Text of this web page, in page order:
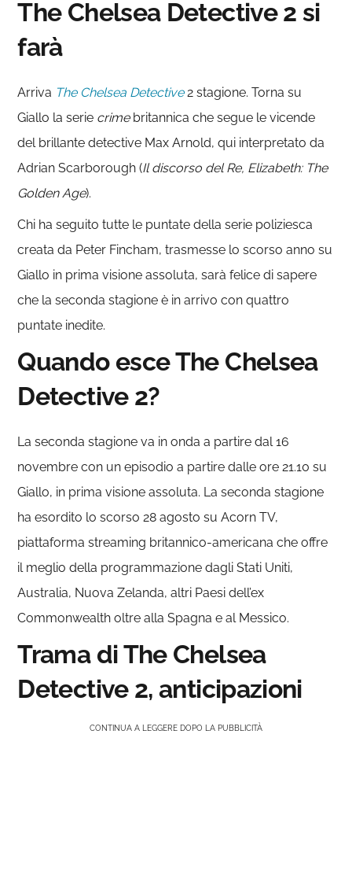
The Chelsea Detective 2 si
farà
Arriva The Chelsea Detective2 stagione. Torna su
Giallo la serie crimebritannica che segue le vicende
del brillante detective Max Arnold, qui interpretato da
Adrian Scarborough (Il discorso del Re, Elizabeth: The
Golden Age).
Chi ha seguito tutte le puntate della serie poliziesca
creata da Peter Fincham, trasmesse lo scorso anno su
Giallo in prima visione assoluta, sarà felice di sapere
che la seconda stagione è in arrivo con quattro
puntate inedite.
Quando esce The Chelsea
Detective 2?
La seconda stagione va in onda a partire dal 16
novembre con un episodio a partire dalle ore 21.10 su
Giallo, in prima visione assoluta. La seconda stagione
ha esordito lo scorso 28 agosto su Acorn TV,
piattaforma streaming britannico-americana che offre
il meglio della programmazione dagli Stati Uniti,
Australia, Nuova Zelanda, altri Paesi dell’ex
Commonwealth oltre alla Spagna e al Messico.
Trama di The Chelsea
Detective 2, anticipazioni
CONTINUA A LEGGERE DOPO LA PUBBLICITÀ